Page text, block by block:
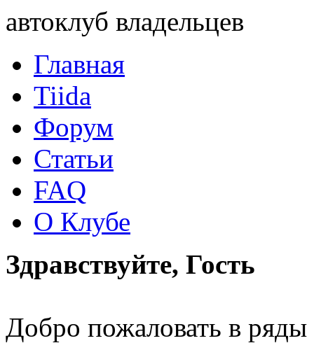
автоклуб владельцев
Главная
Tiida
Форум
Статьи
FAQ
О Клубе
Здравствуйте, Гость
Добро пожаловать в ряды